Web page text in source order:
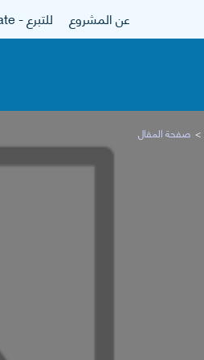
عن المشروع للتبرع - donate
صفحة المقال